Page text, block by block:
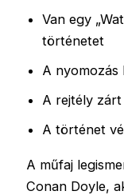
Van egy
történetet
A
A rejtély
A történet
A műfaj
Conan Doyle,